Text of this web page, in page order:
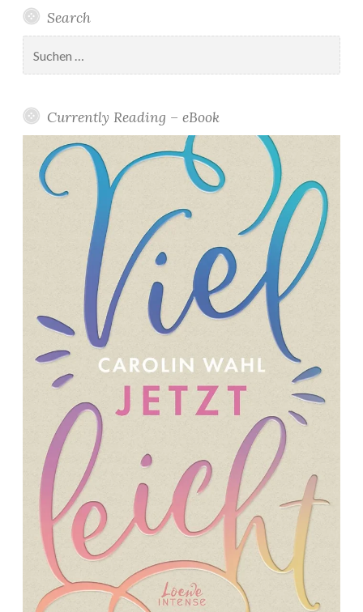
Search
nach:
Currently Reading – eBook